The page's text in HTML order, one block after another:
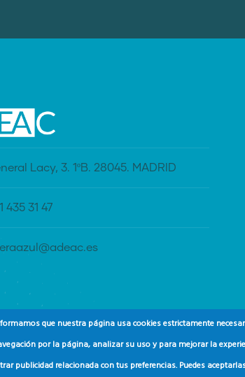
Lacy, 3. 1ºB. 28045. MADRID
435 31 47
que nuestra página usa cookies estrictamente
por la página, analizar su uso y para mejorar la
publicidad relacionada con tus preferencias. Puedes